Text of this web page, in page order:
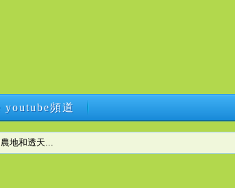
youtube頻道
youtube頻道
地和透天...